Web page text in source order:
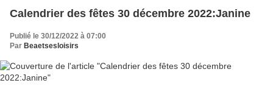
Calendrier des fêtes 30 décembre 2022:Janine
Publié le 30/12/2022 à 07:00
Par Beaetsesloisirs